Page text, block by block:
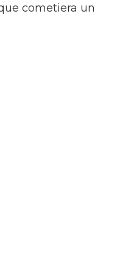
cometiera un